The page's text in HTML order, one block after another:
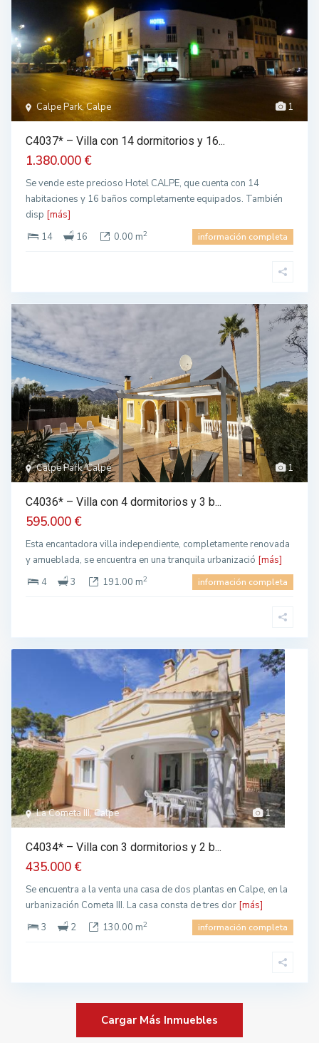
1
Calpe Park, Calpe
C4037* – Villa con 14 dormitorios y 16...
1.380.000 €
Se vende este precioso Hotel CALPE, que cuenta con 14
habitaciones y 16 baños completamente equipados. También
disp [más]
14
16 0.00 m2 información completa
1
Calpe Park, Calpe
C4036* – Villa con 4 dormitorios y 3 b...
595.000 €
Esta encantadora villa independiente, completamente renovada
y amueblada, se encuentra en una tranquila urbanizació [más]
4
3 191.00 m2 información completa
1
La Cometa III, Calpe
C4034* – Villa con 3 dormitorios y 2 b...
435.000 €
Se encuentra a la venta una casa de dos plantas en Calpe, en la
urbanización Cometa III. La casa consta de tres dor [más]
3
2 130.00 m2 información completa
Cargar Más Inmuebles